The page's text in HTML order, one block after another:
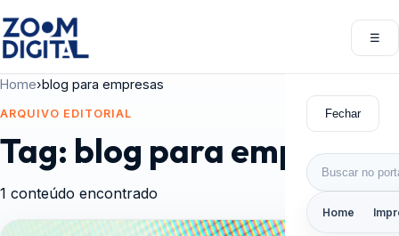
☰
Fechar
Buscar por:
Home
Home›blog para empresas
ARQUIVO EDITORIAL
Tag: blog para empresas
1 conteúdo encontrado